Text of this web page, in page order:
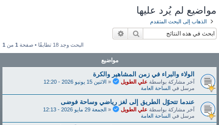
مواضيع لم يُرد عليها
الذهاب إلى البحث المتقدم
بحث
البحث وجد 18 تطابقًا • صفحة 1 من 1
مواضيع
الولاء والبراء في زمن المشاهير والكرة
آخر مشاركة بواسطة علي الطويل « الاثنين 15 يونيو 2026 - 12:20
مرسل في الساحة العامة
عندما تتحوّل الطريق إلى لغز رياضي وساحة فوضى
آخر مشاركة بواسطة علي الطويل « الجمعة 29 مايو 2026 - 12:13
مرسل في الساحة العامة